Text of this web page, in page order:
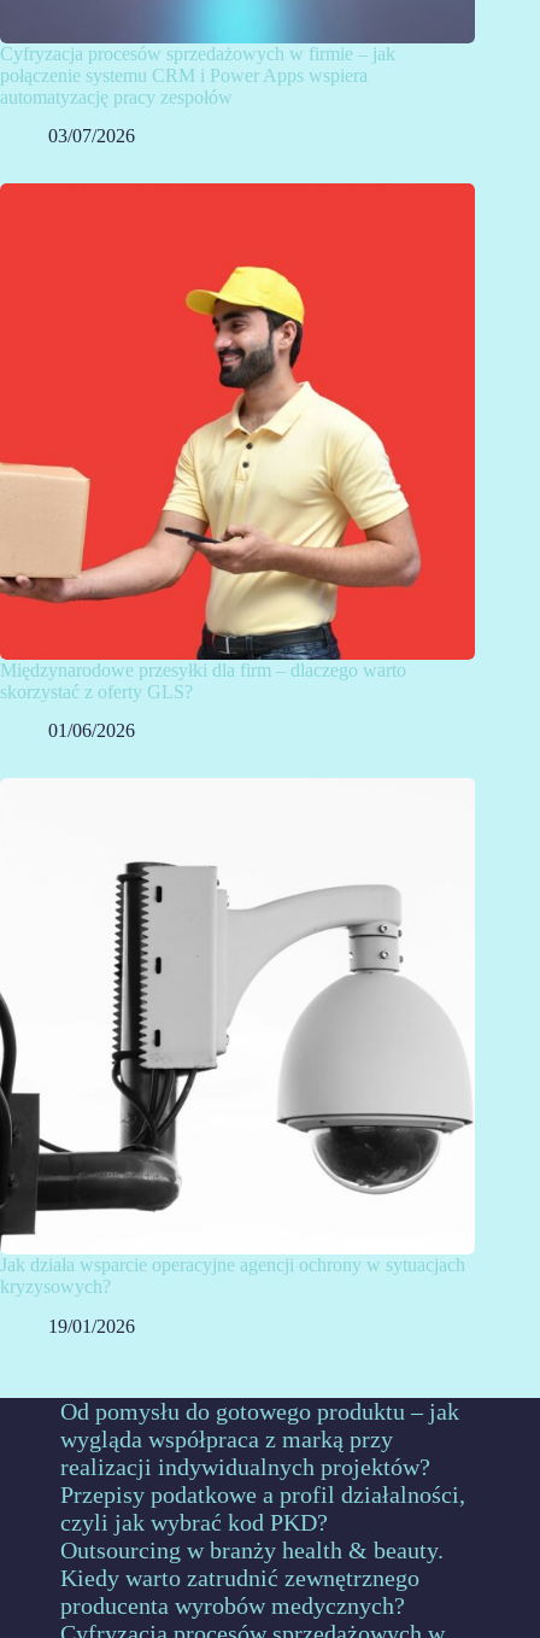
Cyfryzacja procesów sprzedażowych w firmie – jak
połączenie systemu CRM i Power Apps wspiera
automatyzację pracy zespołów
03/07/2026
Międzynarodowe przesyłki dla firm – dlaczego warto
skorzystać z oferty GLS?
01/06/2026
Jak działa wsparcie operacyjne agencji ochrony w sytuacjach
kryzysowych?
19/01/2026
Od pomysłu do gotowego produktu – jak
wygląda współpraca z marką przy
realizacji indywidualnych projektów?
Przepisy podatkowe a profil działalności,
czyli jak wybrać kod PKD?
Outsourcing w branży health & beauty.
Kiedy warto zatrudnić zewnętrznego
producenta wyrobów medycznych?